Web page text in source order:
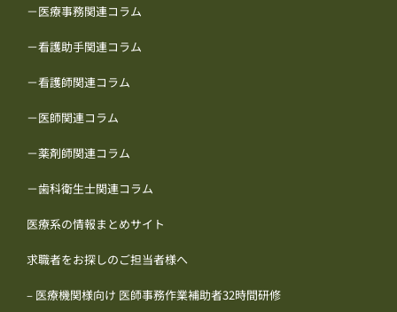
－医療事務関連コラム
－看護助手関連コラム
－看護師関連コラム
－医師関連コラム
－薬剤師関連コラム
－歯科衛生士関連コラム
医療系の情報まとめサイト
求職者をお探しのご担当者様へ
– 医療機関様向け 医師事務作業補助者32時間研修